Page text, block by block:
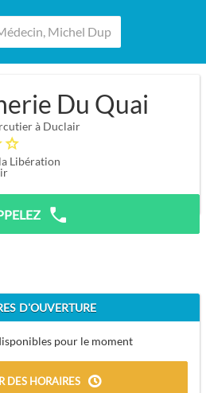
Du Quai
à Duclair
Libération
D'OUVERTURE
pour le moment
DES HORAIRES